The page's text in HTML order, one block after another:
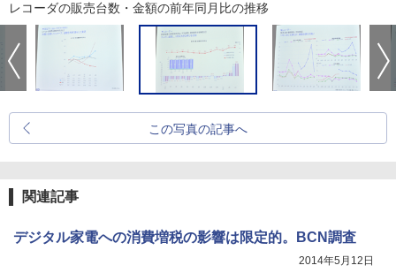
レコーダの販売台数・金額の前年同月比の推移
この写真の記事へ
関連記事
デジタル家電への消費増税の影響は限定的。BCN調査
2014年5月12日